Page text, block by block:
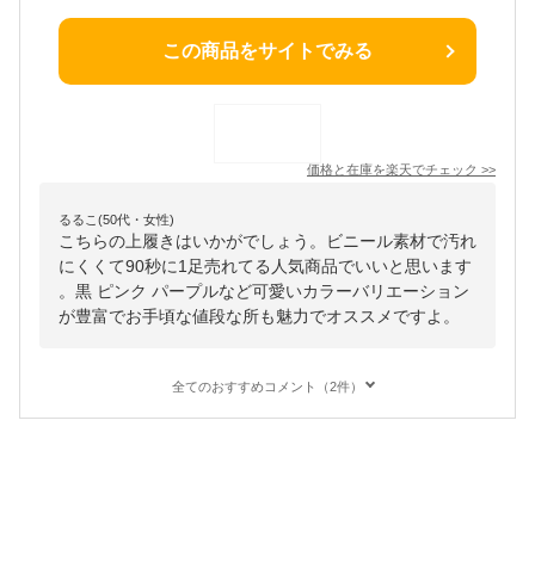
この商品をサイトでみる
価格と在庫を楽天でチェック >>
るるこ(50代・女性)
こちらの上履きはいかがでしょう。ビニール素材で汚れ
にくくて90秒に1足売れてる人気商品でいいと思います
。黒 ピンク パープルなど可愛いカラーバリエーション
が豊富でお手頃な値段な所も魅力でオススメですよ。
全てのおすすめコメント（2件）